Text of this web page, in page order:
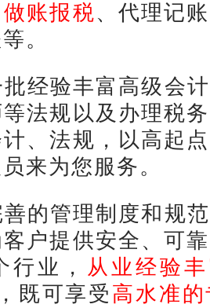
做账报税、代理记
。
经验丰富高级会
法规以及办理税
、法规，以高起
来为您服务。
的管理制度和规
客户提供安全、可
行业， 从业经验
既可享受 高水准